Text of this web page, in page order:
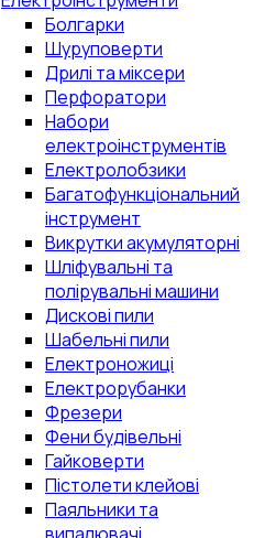
Болгарки
Шуруповерти
Дрилі та міксери
Перфоратори
Набори
електроінструментів
Електролобзики
Багатофункціональний
інструмент
Викрутки акумуляторні
Шліфувальні та
полірувальні машини
Дискові пили
Шабельні пили
Електроножиці
Електрорубанки
Фрезери
Фени будівельні
Гайковерти
Пістолети клейові
Паяльники та